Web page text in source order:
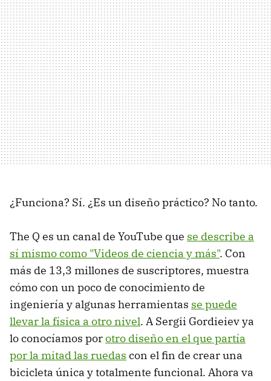
¿Funciona? Sí. ¿Es un diseño práctico? No tanto.
The Q es un canal de YouTube que se describe a
sí mismo como "Videos de ciencia y más". Con
más de 13,3 millones de suscriptores, muestra
cómo con un poco de conocimiento de
ingeniería y algunas herramientas se puede
llevar la física a otro nivel. A Sergii Gordieiev ya
lo conocíamos porotro diseño en el que partía
por la mitad las ruedas con el fin de crear una
bicicleta única y totalmente funcional. Ahora va